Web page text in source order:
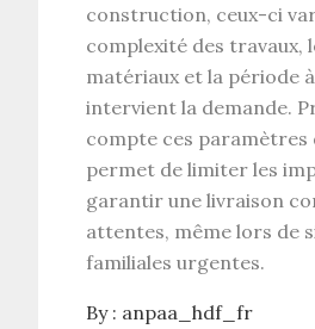
construction, ceux-ci
complexité des travaux,
matériaux et la période
intervient la demande.
compte ces paramètres
permet de limiter les
garantir une livraison
attentes, même lors de
familiales urgentes.
By : anpaa_hdf_fr